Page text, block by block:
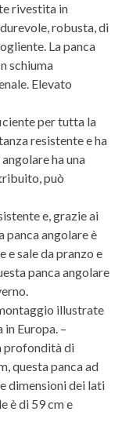
rivestita in
robusta, di
La panca
schiuma
Elevato
per tutta la
resistente e ha
ha una
può
e, grazie ai
panca angolare è
sale da pranzo e
panca angolare
illustrate
Europa. –
profondità di
questa panca ad
dimensioni dei lati
è di 59 cm e